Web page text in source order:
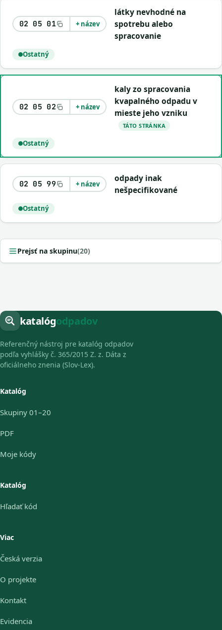
02 05 01 + název
látky nevhodné na
spotrebu alebo
spracovanie
Ostatný
02 05 02 + název
kaly zo spracovania
kvapalného odpadu v
mieste jeho vzniku
TÁTO STRÁNKA
Ostatný
02 05 99 + název
odpady inak
nešpecifikované
Ostatný
Prejsť na skupinu(20)
katalógodpadov
Referenčný nástroj pre katalóg odpadov
podľa vyhlášky č. 365/2015 Z. z. Dáta z
oficiálneho znenia (Slov-Lex).
Katalóg
Skupiny 01–20
PDF
Moje kódy
Katalóg
Hľadať kód
Viac
Česká verzia
O projekte
Kontakt
Evidencia